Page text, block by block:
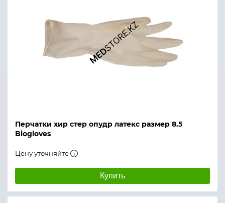
Перчатки хир стер опудр латекс размер 8.5
Biogloves
Цену уточняйте
Купить